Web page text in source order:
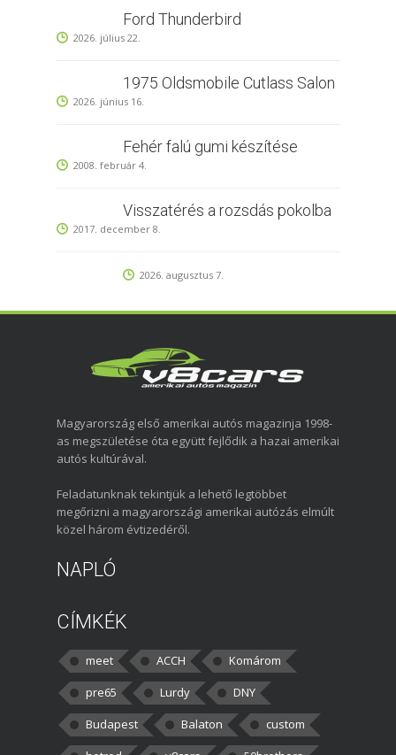
Ford Thunderbird
2026. július 22.
1975 Oldsmobile Cutlass Salon
2026. június 16.
Fehér falú gumi készítése
2008. február 4.
Visszatérés a rozsdás pokolba
2017. december 8.
2026. augusztus 7.
Magyarország első amerikai autós magazinja 1998-
as megszületése óta együtt fejlődik a hazai amerikai
autós kultúrával.
Feladatunknak tekintjük a lehető legtöbbet
megőrizni a magyarországi amerikai autózás elmúlt
közel három évtizedéről.
NAPLÓ
CÍMKÉK
meet ACCH
Komárom
pre65
Lurdy
DNY
Budapest
Balaton
custom